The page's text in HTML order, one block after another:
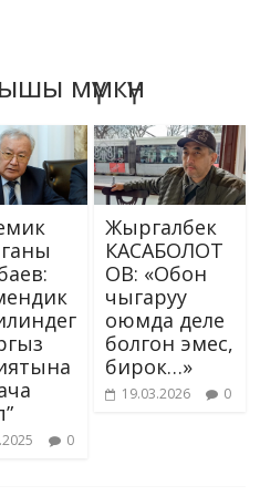
мүмкүн
0
Жыргалбек
КАСАБОЛОТ
ОВ: «Обон
чыгаруу
оюмда деле
болгон эмес,
бирок…»
19.03.2026 0